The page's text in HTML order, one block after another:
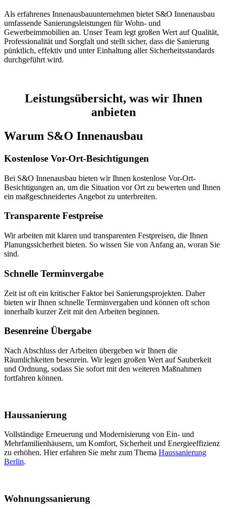
Als erfahrenes Innenausbauunternehmen bietet S&O Innenausbau
umfassende Sanierungsleistungen für Wohn- und
Gewerbeimmobilien an. Unser Team legt großen Wert auf Qualität,
Professionalität und Sorgfalt und stellt sicher, dass die Sanierung
pünktlich, effektiv und unter Einhaltung aller Sicherheitsstandards
durchgeführt wird.
Leistungsübersicht, was wir Ihnen
anbieten
Warum S&O Innenausbau
Kostenlose Vor-Ort-Besichtigungen
Bei S&O Innenausbau bieten wir Ihnen kostenlose Vor-Ort-
Besichtigungen an, um die Situation vor Ort zu bewerten und Ihnen
ein maßgeschneidertes Angebot zu unterbreiten.
Transparente Festpreise
Wir arbeiten mit klaren und transparenten Festpreisen, die Ihnen
Planungssicherheit bieten. So wissen Sie von Anfang an, woran Sie
sind.
Schnelle Terminvergabe
Zeit ist oft ein kritischer Faktor bei Sanierungsprojekten. Daher
bieten wir Ihnen schnelle Terminvergaben und können oft schon
innerhalb kurzer Zeit mit den Arbeiten beginnen.
Besenreine Übergabe
Nach Abschluss der Arbeiten übergeben wir Ihnen die
Räumlichkeiten besenrein. Wir legen großen Wert auf Sauberkeit
und Ordnung, sodass Sie sofort mit den weiteren Maßnahmen
fortfahren können.
Haussanierung
Vollständige Erneuerung und Modernisierung von Ein- und
Mehrfamilienhäusern, um Komfort, Sicherheit und Energieeffizienz
zu erhöhen. Hier erfahren Sie mehr zum Thema Haussanierung
Berlin.
Wohnungssanierung